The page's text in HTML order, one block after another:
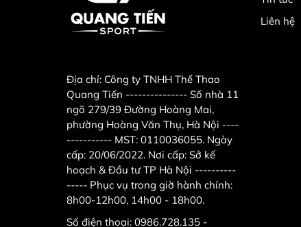
Địa chỉ: Công ty TNHH Thể Thao
Quang Tiến --------------- Số nhà 11
ngõ 279/39 Đường Hoàng Mai,
phường Hoàng Văn Thụ, Hà Nội ----
----------- MST: 0110036055. Ngày
cấp: 20/06/2022. Nơi cấp: Sở kế
hoạch & Đầu tư TP Hà Nội ----------
----- Phục vụ trong giờ hành chính:
8h00-12h00, 14h00 - 18h00.
Số điện thoại: 0986.728.135 -
Liên hệ